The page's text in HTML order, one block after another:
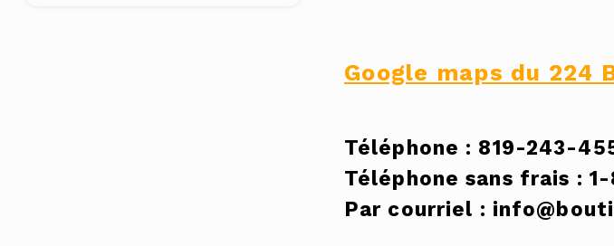
Google maps du 224
Téléphone : 819-243-
Téléphone sans frais :
Par courriel :